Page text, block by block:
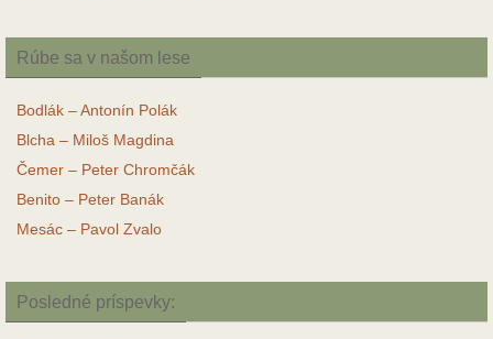
Rúbe sa v našom lese
Bodlák – Antonín Polák
Blcha – Miloš Magdina
Čemer – Peter Chromčák
Benito – Peter Banák
Mesác – Pavol Zvalo
Posledné príspevky: